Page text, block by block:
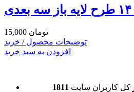
15,000 تومان
توضیحات محصول / خرید
افزودن به سبد خرید
کل کاربران سایت